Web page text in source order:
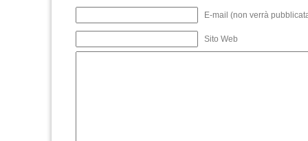
E-mail (non verrà
Sito Web